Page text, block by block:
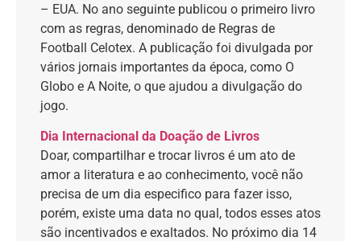
– EUA. No ano seguinte publicou o primeiro livro
com as regras, denominado de Regras de
Football Celotex. A publicação foi divulgada por
vários jornais importantes da época, como O
Globo e A Noite, o que ajudou a divulgação do
jogo.
Dia Internacional da Doação de Livros
Doar, compartilhar e trocar livros é um ato de
amor a literatura e ao conhecimento, você não
precisa de um dia especifico para fazer isso,
porém, existe uma data no qual, todos esses atos
são incentivados e exaltados. No próximo dia 14